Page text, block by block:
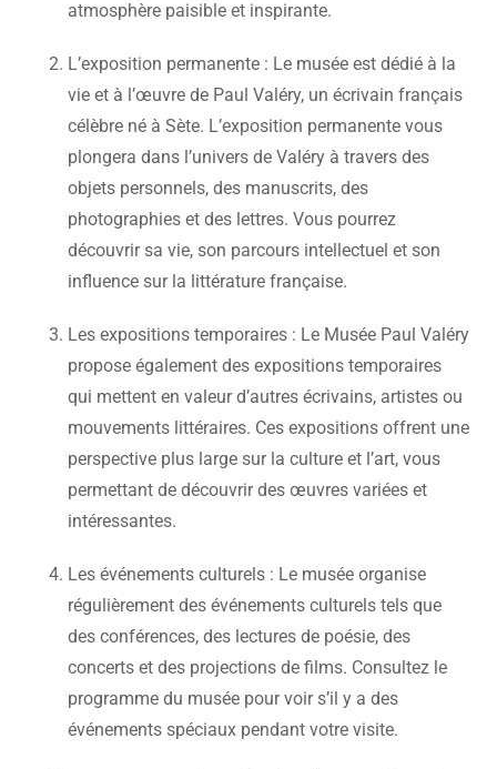
atmosphère paisible et inspirante.
L’exposition permanente : Le musée est dédié à la
vie et à l’œuvre de Paul Valéry, un écrivain français
célèbre né à Sète. L’exposition permanente vous
plongera dans l’univers de Valéry à travers des
objets personnels, des manuscrits, des
photographies et des lettres. Vous pourrez
découvrir sa vie, son parcours intellectuel et son
influence sur la littérature française.
Les expositions temporaires : Le Musée Paul Valéry
propose également des expositions temporaires
qui mettent en valeur d’autres écrivains, artistes ou
mouvements littéraires. Ces expositions offrent une
perspective plus large sur la culture et l’art, vous
permettant de découvrir des œuvres variées et
intéressantes.
Les événements culturels : Le musée organise
régulièrement des événements culturels tels que
des conférences, des lectures de poésie, des
concerts et des projections de films. Consultez le
programme du musée pour voir s’il y a des
événements spéciaux pendant votre visite.